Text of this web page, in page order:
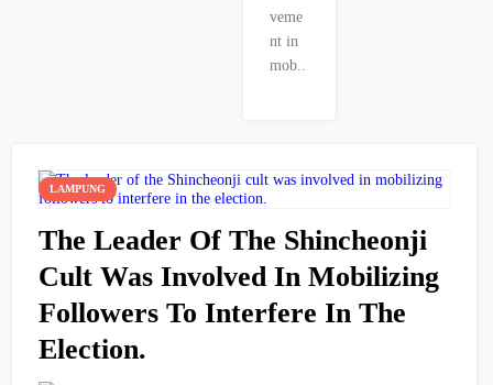
veme
nt in
mob..
LAMPUNG
The Leader Of The Shincheonji
Cult Was Involved In Mobilizing
Followers To Interfere In The
Election.